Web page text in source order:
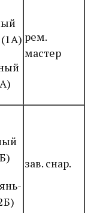
рем.
мастер
зав. снар.